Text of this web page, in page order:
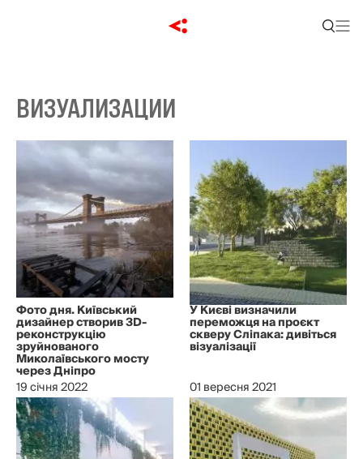
ВИЗУАЛИЗАЦИИ
Фото дня. Київський
дизайнер створив 3D-
реконструкцію
зруйнованого
Миколаївського мосту
через Дніпро
19 січня 2022
У Києві визначили
переможця на проєкт
скверу Сліпака: дивіться
візуалізації
01 вересня 2021